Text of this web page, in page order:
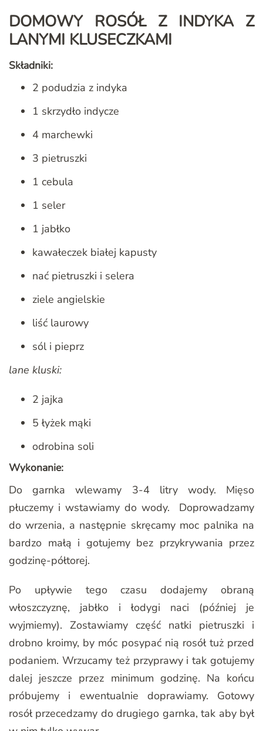
DOMOWY ROSÓŁ Z INDYKA Z
LANYMI KLUSECZKAMI
Składniki:
2 podudzia z indyka
1 skrzydło indycze
4 marchewki
3 pietruszki
1 cebula
1 seler
1 jabłko
kawałeczek białej kapusty
nać pietruszki i selera
ziele angielskie
liść laurowy
sól i pieprz
lane kluski:
2 jajka
5 łyżek mąki
odrobina soli
Wykonanie:
Do garnka wlewamy 3-4 litry wody. Mięso
płuczemy i wstawiamy do wody. Doprowadzamy
do wrzenia, a następnie skręcamy moc palnika na
bardzo małą i gotujemy bez przykrywania przez
godzinę-półtorej.
Po upływie tego czasu dodajemy obraną
włoszczyznę, jabłko i łodygi naci (później je
wyjmiemy). Zostawiamy część natki pietruszki i
drobno kroimy, by móc posypać nią rosół tuż przed
podaniem. Wrzucamy też przyprawy i tak gotujemy
dalej jeszcze przez minimum godzinę. Na końcu
próbujemy i ewentualnie doprawiamy. Gotowy
rosół przecedzamy do drugiego garnka, tak aby był